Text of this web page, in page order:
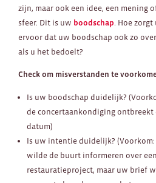
zijn, maar ook een idee, een mening
sfeer. Dit is uw boodschap. Hoe zorgt
ervoor dat uw boodschap ook zo
als u het bedoelt?
Check om misverstanden te
Is uw boodschap duidelijk?
de concertaankondiging ontbreekt
datum)
Is uw intentie duidelijk? (Voorkom:
wilde de buurt informeren over
restauratieproject, maar uw brief